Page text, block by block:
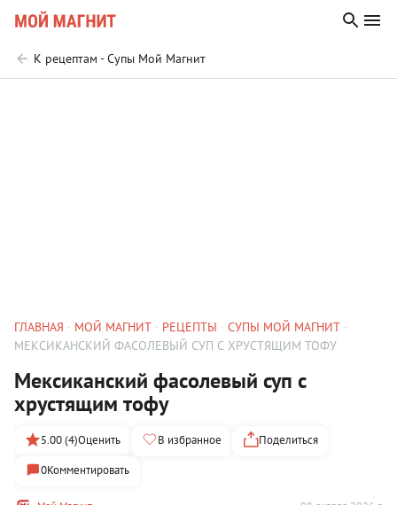
К рецептам - Супы Мой Магнит
ГЛАВНАЯ МОЙ МАГНИТ РЕЦЕПТЫ
СУПЫ МОЙ МАГНИТ
МЕКСИКАНСКИЙ ФАСОЛЕВЫЙ СУП С ХРУСТЯЩИМ ТОФУ
Мексиканский фасолевый суп с
хрустящим тофу
5.00 (4)Оценить В избранное
Поделиться
0Комментировать